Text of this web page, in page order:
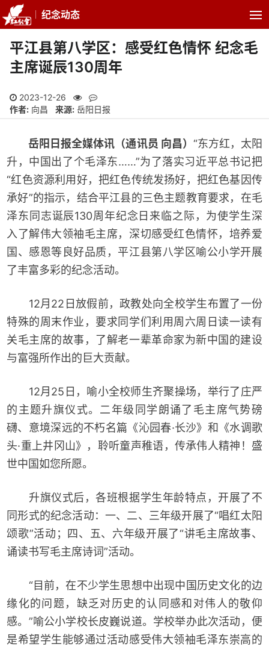
纪念动态
平江县第八学区：感受红色情怀 纪念毛
主席诞辰130周年
2023-12-26
作者: 向昌 来源: 岳阳日报
岳阳日报全媒体讯（通讯员 向昌） “东方红，太阳
升，中国出了个毛泽东……”为了落实习近平总书记把
“红色资源利用好，把红色传统发扬好，把红色基因传
承好”的指示，结合平江县的三色主题教育要求，在毛
泽东同志诞辰130周年纪念日来临之际，为使学生深
入了解伟大领袖毛主席，深切感受红色情怀，培养爱
国、感恩等良好品质，平江县第八学区喻公小学开展
了丰富多彩的纪念活动。
12月22日放假前，政教处向全校学生布置了一份
特殊的周末作业，要求同学们利用周六周日读一读有
关毛主席的故事，了解老一辈革命家为新中国的建设
与富强所作出的巨大贡献。
12月25日，喻小全校师生齐聚操场，举行了庄严
的主题升旗仪式。二年级同学朗诵了毛主席气势磅
礴、意境深远的不朽名篇《沁园春·长沙》和《水调歌
头·重上井冈山》，聆听童声稚语，传承伟人精神！盛
世中国如您所愿。
升旗仪式后，各班根据学生年龄特点，开展了不
同形式的纪念活动：一、二、三年级开展了“唱红太阳
颂歌”活动；四、五、六年级开展了“讲毛主席故事、
诵读书写毛主席诗词”活动。
“目前，在不少学生思想中出现中国历史文化的边
缘化的问题，缺乏对历史的认同感和对伟人的敬仰
感。”喻公小学校长皮巍说道。学校举办此次活动，便
是希望学生能够通过活动感受伟大领袖毛泽东崇高的